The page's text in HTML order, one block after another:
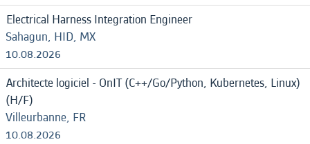
Electrical Harness Integration Engineer
Sahagun, HID, MX
10.08.2026
Architecte logiciel - OnIT (C++/Go/Python, Kubernetes, Linux)
(H/F)
Villeurbanne, FR
10.08.2026